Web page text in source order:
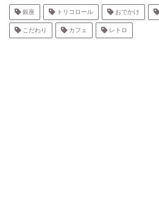
銀座 トリコロール おでかけ
こだわり カフェ レトロ